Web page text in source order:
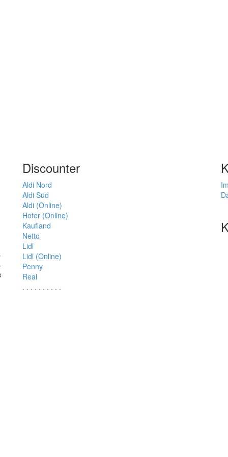
Discounter
Aldi Nord
Aldi Süd
Aldi (Online)
Hofer (Online)
Kaufland
Netto
Lidl
Lidl (Online)
Penny
Real
. . . . . . . . . .